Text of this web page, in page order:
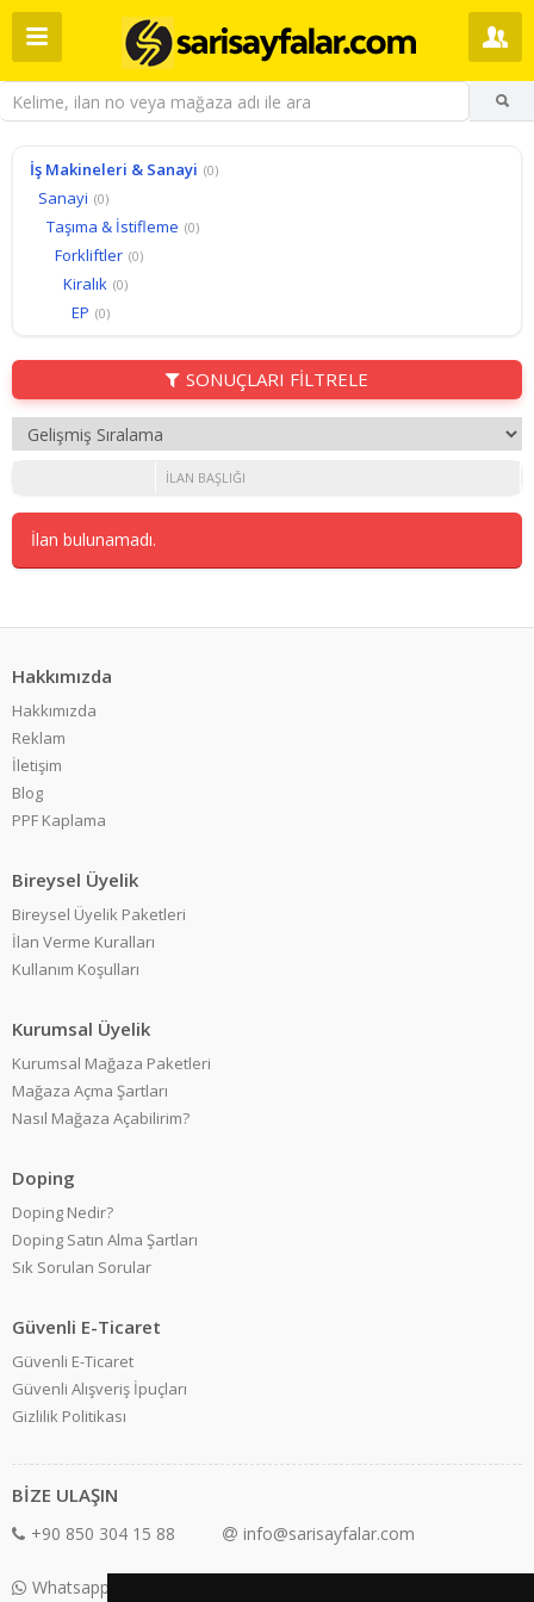
İş Makineleri & Sanayi (0)
Sanayi (0)
Taşıma & İstifleme (0)
Forkliftler (0)
Kiralık (0)
EP (0)
SONUÇLARI FİLTRELE
İLAN BAŞLIĞI
İlan bulunamadı.
Hakkımızda
Hakkımızda
Reklam
İletişim
Blog
PPF Kaplama
Bireysel Üyelik
Bireysel Üyelik Paketleri
İlan Verme Kuralları
Kullanım Koşulları
Kurumsal Üyelik
Kurumsal Mağaza Paketleri
Mağaza Açma Şartları
Nasıl Mağaza Açabilirim?
Doping
Doping Nedir?
Doping Satın Alma Şartları
Sık Sorulan Sorular
Güvenli E-Ticaret
Güvenli E-Ticaret
Güvenli Alışveriş İpuçları
Gizlilik Politikası
BİZE ULAŞIN
+90 850 304 15 88 info@sarisayfalar.com
Whatsapp Destek: +90 850 304 15 88